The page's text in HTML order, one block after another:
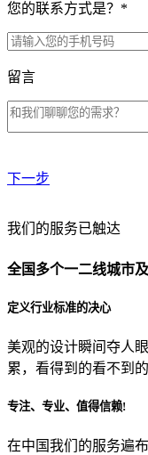
您的联系方式是？ *
留言
下一步
贵公司预算范围是？
贵公司的团队规模是？
目前主要的营销渠道
我们的服务已触达
全国多个一二线城市
定义行业标准的决心
美观的设计瞬间夺人
累，看得到的看不到
专注、专业、值得信赖!
在中国我们的服务遍